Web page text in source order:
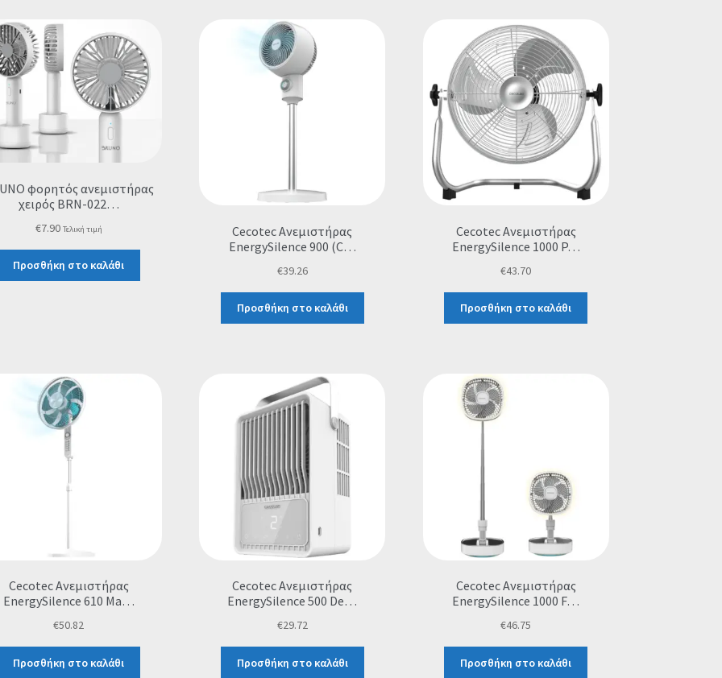
φορητός ανεμιστήρας
χειρός BRN-022…
€7.90 Τελική τιμή
Προσθήκη στο καλάθι
Cecotec Ανεμιστήρας
EnergySilence 900 (C…
€39.26
Προσθήκη στο καλάθι
Cecotec Ανεμιστήρας
EnergySilence 1000 P…
€43.70
Προσθήκη στο καλάθι
Cecotec Ανεμιστήρας
EnergySilence 610 Ma…
€50.82
Προσθήκη στο καλάθι
Cecotec Ανεμιστήρας
EnergySilence 500 De…
€29.72
Προσθήκη στο καλάθι
Cecotec Ανεμιστήρας
EnergySilence 1000 F…
€46.75
Προσθήκη στο καλάθι